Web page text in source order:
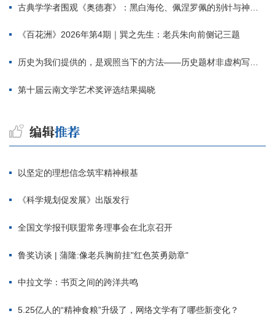
古典学学者围观《奥德赛》：黑白海伦、佩涅罗佩的别针与神秘入侵者
《百花洲》2026年第4期｜巽之先生：老兵朱向前侧记三题
历史为我们提供的，是观照当下的方法——历史题材非虚构写作多人谈
第十届云南文学艺术奖评选结果揭晓
以坚定的理想信念筑牢精神根基
《科学规划促发展》出版发行
全国文学报刊联盟常务理事会在北京召开
鲁奖访谈 | 蒲隆:像老兵胸前挂"红色英勇勋章"
中拉文学：书页之间的跨洋共鸣
5.25亿人的“精神食粮”升级了，网络文学有了哪些新变化？